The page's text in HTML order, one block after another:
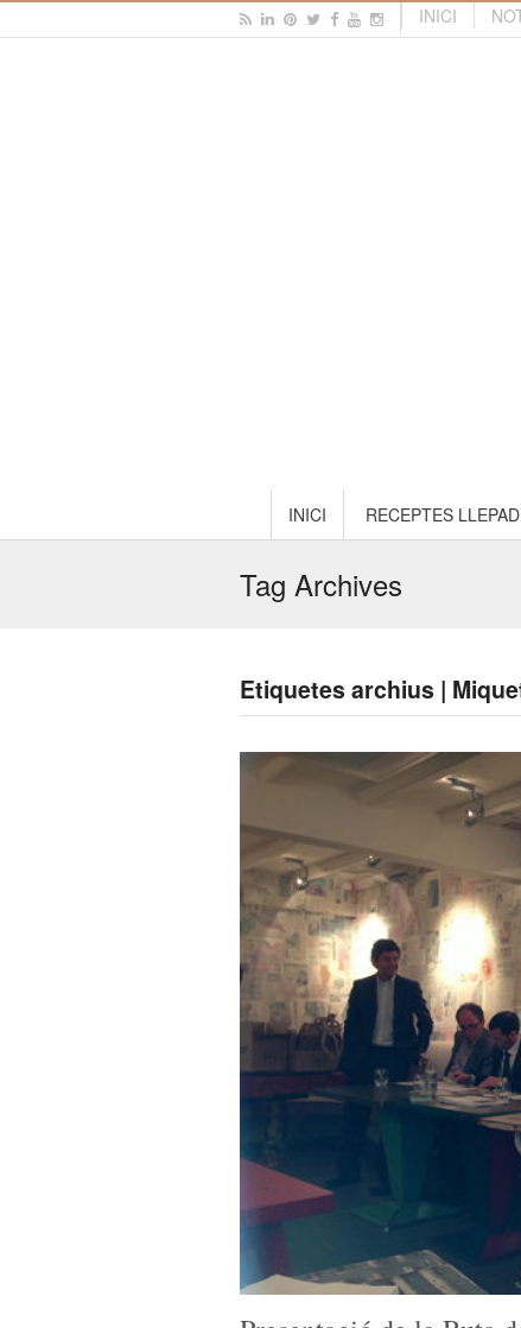
INICI
INICI RECEPTES
Tag Archives
Etiquetes archius |